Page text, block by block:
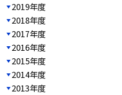
2019年度
2018年度
2017年度
2016年度
2015年度
2014年度
2013年度